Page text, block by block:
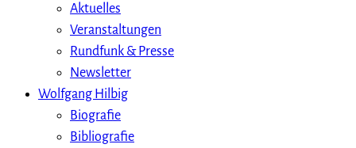
Aktuelles
Veranstaltungen
Rundfunk & Presse
Newsletter
Wolfgang Hilbig
Biografie
Bibliografie